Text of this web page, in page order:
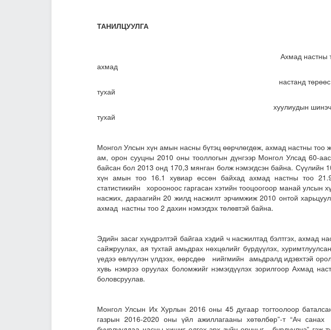
ТАНИЛЦУУЛГА
Ахмад настны тухай болон
ахмад
настанд төрөөс нэмэгдэл,
тухай
хуулиудын шинэчилсэн
тухай
Монгол Улсын хүн амын насны бүтэц өөрчлөгдөж, ахмад настны тоо
ам, орон сууцны 2010 оны тооллогын дүнгээр Монгол Улсад 60-
байсан бол 2013 онд 170,3 мянган болж нэмэгдсэн байна. Сүүлийн
хүн амын тоо 16.1 хувиар өссөн байхад ахмад настны тоо
статистикийн хорооноос гаргасан хэтийн тооцоогоор манай улсын
насжих, дараагийн 20 жилд насжилт эрчимжиж 2010 онтой
ахмад настны тоо 2 дахин нэмэгдэх төлөвтэй байна.
Эдийн засаг хүндрэлтэй байгаа хэдий ч насжилтад бэлтгэх, ахмад
сайжруулах, ая тухтай амьдрах нөхцөлийг бүрдүүлэх,
үедээ өвлүүлэн үлдээх, өөрсдөө нийгмийн амьдралд идэвхтэй
хувь нэмрээ оруулах боломжийг нэмэгдүүлэх зорилгоор Ахмад
боловсруулав.
Монгол Улсын Их Хурлын 2016 оны 45 дугаар тогтоолоор
газрын 2016-2020 оны үйл ажиллагааны хөтөлбөр”-т “Ач